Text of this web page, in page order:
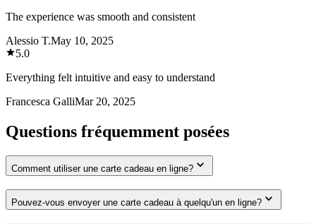
The experience was smooth and consistent
Alessio T.May 10, 2025
5.0
Everything felt intuitive and easy to understand
Francesca GalliMar 20, 2025
Questions fréquemment posées
Comment utiliser une carte cadeau en ligne?
Pouvez-vous envoyer une carte cadeau à quelqu'un en ligne?